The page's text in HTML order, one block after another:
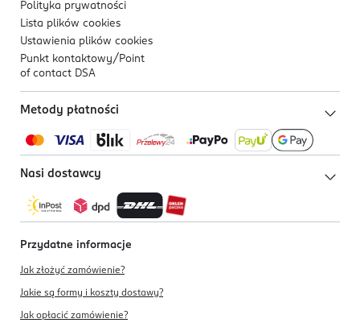
Polityka prywatności
Lista plików cookies
Ustawienia plików cookies
Punkt kontaktowy/ Point
of contact DSA
Metody płatności
Nasi dostawcy
Przydatne informacje
Jak złożyć zamówienie?
Jakie są formy i koszty dostawy?
Jak opłacić zamówienie?